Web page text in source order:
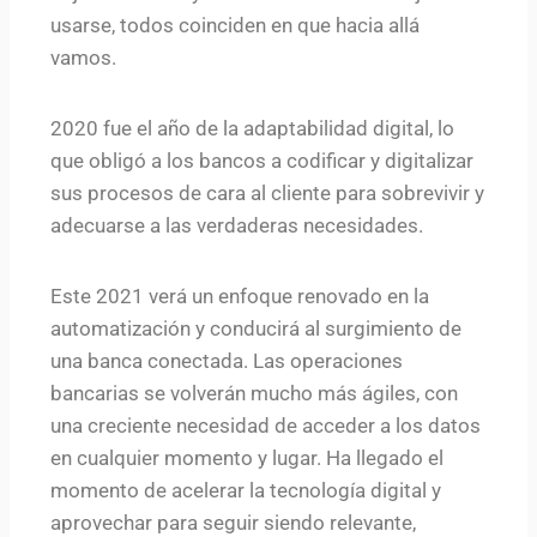
usarse, todos coinciden en que hacia allá
vamos.
2020 fue el año de la adaptabilidad digital, lo
que obligó a los bancos a codificar y digitalizar
sus procesos de cara al cliente para sobrevivir y
adecuarse a las verdaderas necesidades.
Este 2021 verá un enfoque renovado en la
automatización y conducirá al surgimiento de
una banca conectada. Las operaciones
bancarias se volverán mucho más ágiles, con
una creciente necesidad de acceder a los datos
en cualquier momento y lugar. Ha llegado el
momento de acelerar la tecnología digital y
aprovechar para seguir siendo relevante,